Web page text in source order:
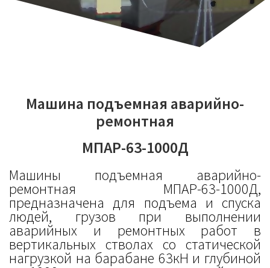
Машина подъемная аварийно-
ремонтная
МПАР-63-1000Д
Машины подъемная аварийно-
ремонтная МПАР-63-1000Д,
предназначена для подъема и спуска
людей, грузов при выполнении
аварийных и ремонтных работ в
вертикальных стволах со статической
нагрузкой на барабане 63кН и глубиной